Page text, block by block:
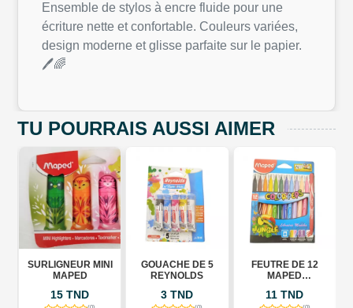
Ensemble de stylos à encre fluide pour une
écriture nette et confortable. Couleurs variées,
design moderne et glisse parfaite sur le papier.
🖊️🌈
TU POURRAIS AUSSI AIMER
SURLIGNEUR MINI
MAPED
15 TND
GOUACHE DE 5
REYNOLDS
3 TND
FEUTRE DE 12
MAPED
11 TND